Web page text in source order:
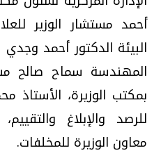
أحمد مستشار الوزير
البيئة الدكتور أحمد
المهندسة سماح صالح
بمكتب الوزيرة، الأستاذ
للرصد والإبلاغ
معاون الوزيرة للمخلفات.